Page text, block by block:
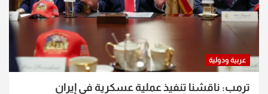
عربية ودولية
ترمب: ناقشنا تنفيذ عملية عسكرية في إيران